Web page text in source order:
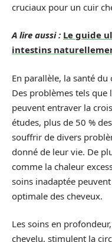
cruciaux pour un cuir
A lire aussi : Le guide
intestins
En parallèle, la santé
Des problèmes tels que
peuvent entraver la
études, plus de 50 %
souffrir de divers
donné de leur vie. De
comme la chaleur
soins inadaptée
optimale des cheveux.
Les soins en
chevelu, stimulent la